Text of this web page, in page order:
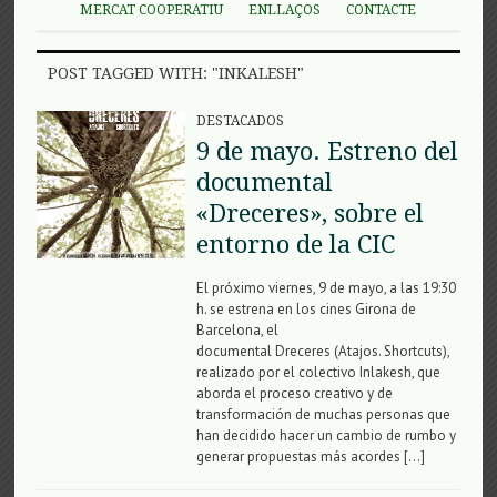
MERCAT COOPERATIU
ENLLAÇOS CONTACTE
POST TAGGED WITH: "INKALESH"
DESTACADOS
9 de mayo. Estreno del
documental
«Dreceres», sobre el
entorno de la CIC
El próximo viernes, 9 de mayo, a las 19:30
h. se estrena en los cines Girona de
Barcelona, el
documental Dreceres (Atajos. Shortcuts),
realizado por el colectivo Inlakesh, que
aborda el proceso creativo y de
transformación de muchas personas que
han decidido hacer un cambio de rumbo y
generar propuestas más acordes […]